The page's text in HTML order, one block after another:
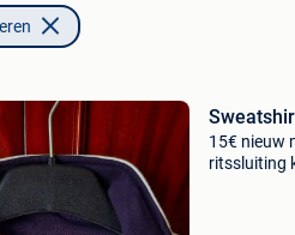
15€ nieuw
ritssluiting